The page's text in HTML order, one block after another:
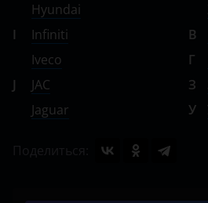
Hyundai
I
Infiniti
Iveco
J
JAC
Jaguar
В
Г
З
У